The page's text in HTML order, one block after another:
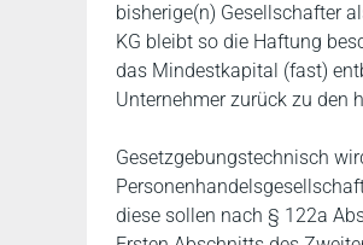
bisherige(n) Gesellschafter
KG bleibt so die Haftung
das Mindestkapital (fast)
Unternehmer zurück zu den
Gesetzgebungstechnisch
diese sollen nach § 122a